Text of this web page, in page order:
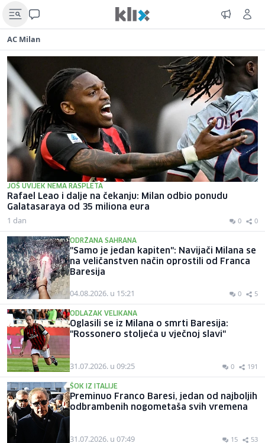
AC Milan
JOŠ UVIJEK NEMA RASPLETA
Rafael Leao i dalje na čekanju: Milan odbio ponudu
Galatasaraya od 35 miliona eura
1 dan 0 0
ODRŽANA SAHRANA
"Samo je jedan kapiten": Navijači Milana se
na veličanstven način oprostili od Franca
Baresija
04.08.2026. u 15:21 0 5
ODLAZAK VELIKANA
Oglasili se iz Milana o smrti Baresija:
"Rossonero stoljeća u vječnoj slavi"
31.07.2026. u 09:25 0 191
ŠOK IZ ITALIJE
Preminuo Franco Baresi, jedan od najboljih
odbrambenih nogometaša svih vremena
31.07.2026. u 07:49 15 53